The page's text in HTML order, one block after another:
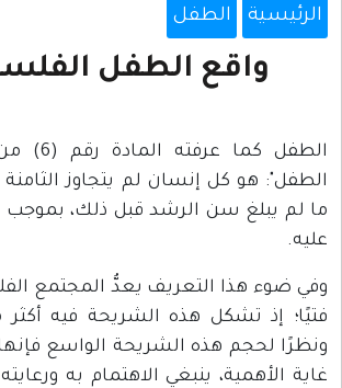
الرئيسية الطفل
واقع الطفل
الطفل
الطفل": هو كل إنسان لم يتجاوز
ما لم يبلغ سن الرشد قبل ذلك، بموجب
عليه.
وفي ضوء هذا التعريف يعدُّ المجتمع
فتيًا؛ إذ تشكل هذه الشريحة فيه
ونظرًا لحجم هذه الشريحة الواسع
غاية الأهمية، ينبغي الاهتمام به